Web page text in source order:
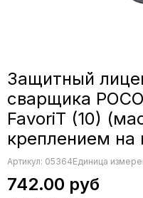
Защитный
сварщика
FavoriT (10)
креплением на
Артикул: 05364Единица
742.00 руб